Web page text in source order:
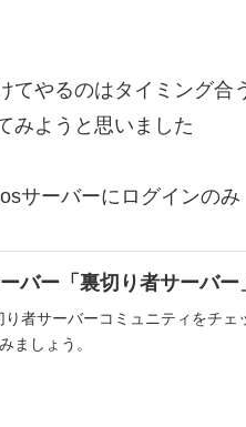
てやるのはタイミング
みようと思いました
サーバーにログインの
バー「裏切り者サーバー
り者サーバーコミュニティをチ
ましょう。